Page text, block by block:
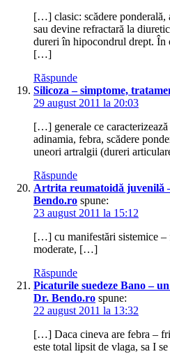
[…] clasic: scădere ponderală,
sau devine refractară la
dureri în hipocondrul drept. În
[…]
Răspunde
Silicoza – simptome,
29 august 2011 la 20:03
[…] generale ce caracterizează
adinamia, febra, scădere
uneori artralgii (dureri
Răspunde
Artrita reumatoidă juvenilă
Bendo.ro spune:
23 august 2011 la 15:12
[…] cu manifestări sistemice –
moderate, […]
Răspunde
Picaturile suedeze Bano –
Dr. Bendo.ro spune:
22 august 2011 la 13:32
[…] Daca cineva are febra –
este total lipsit de vlaga, sa I